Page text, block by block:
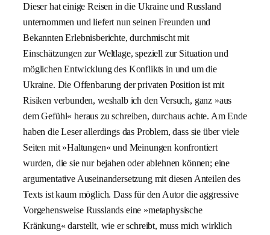
Dieser hat einige Reisen in die Ukraine und Russland
unternommen und liefert nun seinen Freunden und
Bekannten Erlebnisberichte, durchmischt mit
Einschätzungen zur Weltlage, speziell zur Situation und
möglichen Entwicklung des Konflikts in und um die
Ukraine. Die Offenbarung der privaten Position ist mit
Risiken verbunden, weshalb ich den Versuch, ganz »aus
dem Gefühl« heraus zu schreiben, durchaus achte. Am Ende
haben die Leser allerdings das Problem, dass sie über viele
Seiten mit »Haltungen« und Meinungen konfrontiert
wurden, die sie nur bejahen oder ablehnen können; eine
argumentative Auseinandersetzung mit diesen Anteilen des
Texts ist kaum möglich. Dass für den Autor die aggressive
Vorgehensweise Russlands eine »metaphysische
Kränkung« darstellt, wie er schreibt, muss mich wirklich